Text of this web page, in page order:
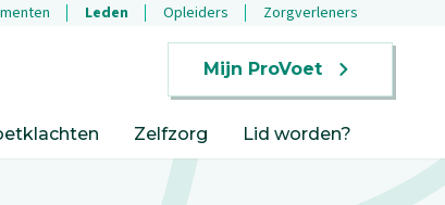
Leden Opleiders Zorgverleners
Mijn ProVoet
Zelfzorg Lid worden?